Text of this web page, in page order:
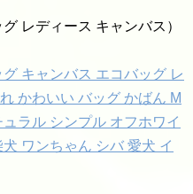
レディース キャンバス）
グ キャンバス エコバッグ レ
かわいい バッグ かばん M
ラル シンプル オフホワイ
ワンちゃん シバ 愛犬 イ